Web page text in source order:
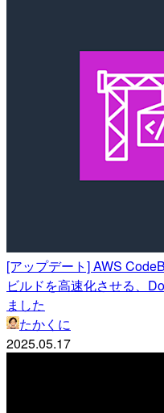
[アップデート] AWS
ビルドを高速化させる、
ました
たかくに
2025.05.17